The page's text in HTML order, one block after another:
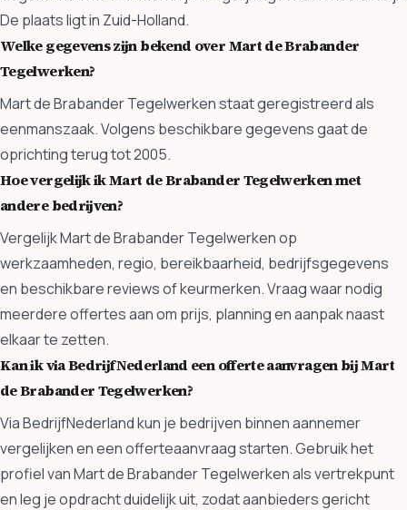
De plaats ligt in Zuid-Holland.
Welke gegevens zijn bekend over Mart de Brabander
Tegelwerken?
Mart de Brabander Tegelwerken staat geregistreerd als
eenmanszaak. Volgens beschikbare gegevens gaat de
oprichting terug tot 2005.
Hoe vergelijk ik Mart de Brabander Tegelwerken met
andere bedrijven?
Vergelijk Mart de Brabander Tegelwerken op
werkzaamheden, regio, bereikbaarheid, bedrijfsgegevens
en beschikbare reviews of keurmerken. Vraag waar nodig
meerdere offertes aan om prijs, planning en aanpak naast
elkaar te zetten.
Kan ik via BedrijfNederland een offerte aanvragen bij Mart
de Brabander Tegelwerken?
Via BedrijfNederland kun je bedrijven binnen aannemer
vergelijken en een offerteaanvraag starten. Gebruik het
profiel van Mart de Brabander Tegelwerken als vertrekpunt
en leg je opdracht duidelijk uit, zodat aanbieders gericht